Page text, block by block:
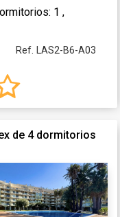
1 ,
Ref. LAS2-B6-A03
de 4 dormitorios